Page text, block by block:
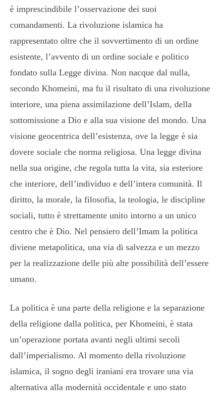
è imprescindibile l’osservazione dei suoi
comandamenti. La rivoluzione islamica ha
rappresentato oltre che il sovvertimento di un ordine
esistente, l’avvento di un ordine sociale e politico
fondato sulla Legge divina. Non nacque dal nulla,
secondo Khomeini, ma fu il risultato di una rivoluzione
interiore, una piena assimilazione dell’Islam, della
sottomissione a Dio e alla sua visione del mondo. Una
visione geocentrica dell’esistenza, ove la legge è sia
dovere sociale che norma religiosa. Una legge divina
nella sua origine, che regola tutta la vita, sia esteriore
che interiore, dell’individuo e dell’intera comunità. Il
diritto, la morale, la filosofia, la teologia, le discipline
sociali, tutto è strettamente unito intorno a un unico
centro che è Dio. Nel pensiero dell’Imam la politica
diviene metapolitica, una via di salvezza e un mezzo
per la realizzazione delle più alte possibilità dell’essere
umano.
La politica è una parte della religione e la separazione
della religione dalla politica, per Khomeini, è stata
un’operazione portata avanti negli ultimi secoli
dall’imperialismo. Al momento della rivoluzione
islamica, il sogno degli iraniani era trovare una via
alternativa alla modernità occidentale e uno stato